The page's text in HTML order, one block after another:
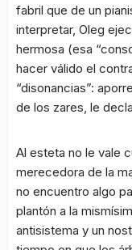
fabril que de un
interpretar, Oleg
hermosa (esa
hacer válido el
“disonancias”:
de los zares, le
Al esteta no le vale
merecedora de la
no encuentro algo
plantón a la
antisistema y un